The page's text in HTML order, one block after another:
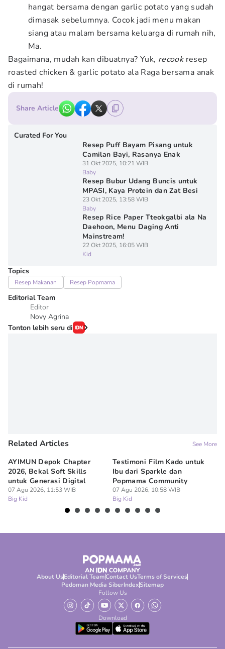
hangat bersama dengan garlic potato yang sudah
dimasak sebelumnya. Cocok jadi menu makan
siang atau malam bersama keluarga di rumah nih,
Ma.
Bagaimana, mudah kan dibuatnya? Yuk, recook resep
roasted chicken & garlic potato ala Raga bersama anak
di rumah!
Share Article
Curated For You
Resep Puff Bayam Pisang untuk
Camilan Bayi, Rasanya Enak
31 Okt 2025, 10:21 WIB
Baby
Resep Bubur Udang Buncis untuk
MPASI, Kaya Protein dan Zat Besi
23 Okt 2025, 13:58 WIB
Baby
Resep Rice Paper Tteokgalbi ala Na
Daehoon, Menu Daging Anti
Mainstream!
22 Okt 2025, 16:05 WIB
Kid
Topics
Resep Makanan Resep Popmama
Editorial Team
Editor
Novy Agrina
Tonton lebih seru di
Related Articles See More
AYIMUN Depok Chapter
2026, Bekal Soft Skills
untuk Generasi Digital
07 Agu 2026, 11:53 WIB
Big Kid
Testimoni Film Kado untuk
Ibu dari Sparkle dan
Popmama Community
07 Agu 2026, 10:58 WIB
Big Kid
About UsEditorial TeamContact UsTerms of Services
Pedoman Media SiberIndexSitemap
Follow Us
Download